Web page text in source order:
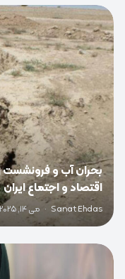
0
بحران آب و فرونشست
اقتصاد و اجتماع ایران
Sanat Ehdas
· می 14, 2025